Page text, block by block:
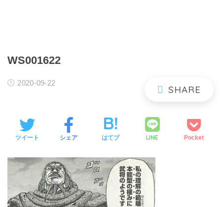
WS001622
2020-09-22
ツイート シェア はてブ LINE Pocket